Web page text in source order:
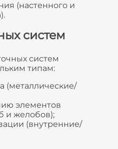
(настенного и
систем
систем
типам:
(металлические/
элементов
и желобов);
(внутренние/